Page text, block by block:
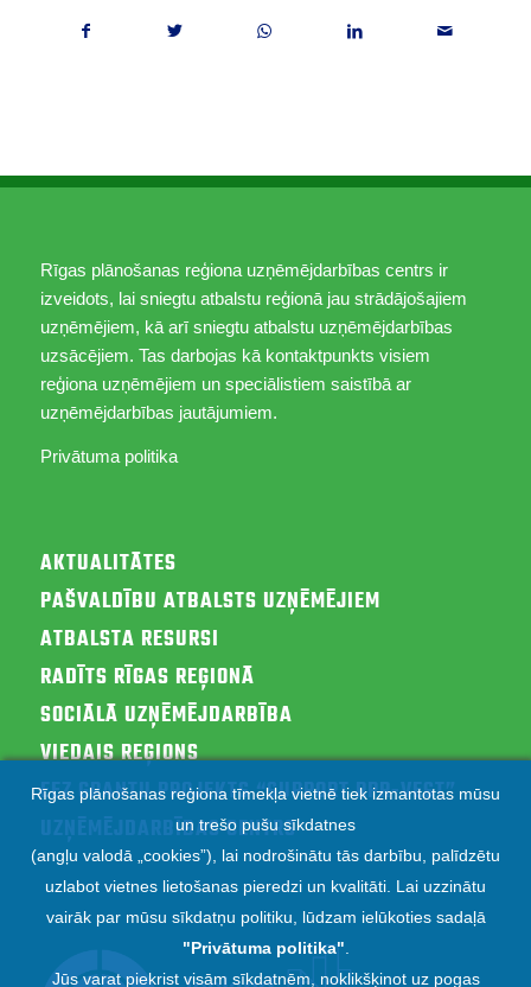
Rīgas plānošanas reģiona uzņēmējdarbības centrs ir
izveidots, lai sniegtu atbalstu reģionā jau strādājošajiem
uzņēmējiem, kā arī sniegtu atbalstu uzņēmējdarbības
uzsācējiem. Tas darbojas kā kontaktpunkts visiem
reģiona uzņēmējiem un speciālistiem saistībā ar
uzņēmējdarbības jautājumiem.
Privātuma politika
AKTUALITĀTES
PAŠVALDĪBU ATBALSTS UZŅĒMĒJIEM
ATBALSTA RESURSI
RADĪTS RĪGAS REĢIONĀ
SOCIĀLĀ UZŅĒMĒJDARBĪBA
VIEDAIS REĢIONS
EEZ GRANTU PROJEKTS “SUPPORT RPR-VEST”
UZŅĒMĒJDARBĪBAS CENTRS
Rīgas plānošanas reģiona tīmekļa vietnē tiek izmantotas mūsu
un trešo pušu sīkdatnes
(angļu valodā „cookies”), lai nodrošinātu tās darbību, palīdzētu
uzlabot vietnes lietošanas pieredzi un kvalitāti. Lai uzzinātu
vairāk par mūsu sīkdatņu politiku, lūdzam ielūkoties sadaļā
"Privātuma politika"
Jūs varat piekrist visām sīkdatnēm, noklikšķinot uz pogas